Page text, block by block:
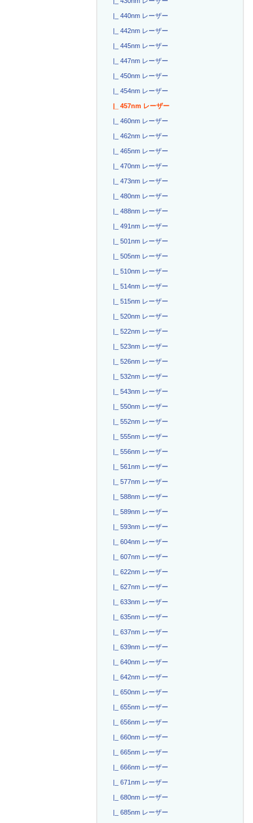
|_ 440nm レーザー
|_ 442nm レーザー
|_ 445nm レーザー
|_ 447nm レーザー
|_ 450nm レーザー
|_ 454nm レーザー
|_ 457nm レーザー
|_ 460nm レーザー
|_ 462nm レーザー
|_ 465nm レーザー
|_ 470nm レーザー
|_ 473nm レーザー
|_ 480nm レーザー
|_ 488nm レーザー
|_ 491nm レーザー
|_ 501nm レーザー
|_ 505nm レーザー
|_ 510nm レーザー
|_ 514nm レーザー
|_ 515nm レーザー
|_ 520nm レーザー
|_ 522nm レーザー
|_ 523nm レーザー
|_ 526nm レーザー
|_ 532nm レーザー
|_ 543nm レーザー
|_ 550nm レーザー
|_ 552nm レーザー
|_ 555nm レーザー
|_ 556nm レーザー
|_ 561nm レーザー
|_ 577nm レーザー
|_ 588nm レーザー
|_ 589nm レーザー
|_ 593nm レーザー
|_ 604nm レーザー
|_ 607nm レーザー
|_ 622nm レーザー
|_ 627nm レーザー
|_ 633nm レーザー
|_ 635nm レーザー
|_ 637nm レーザー
|_ 639nm レーザー
|_ 640nm レーザー
|_ 642nm レーザー
|_ 650nm レーザー
|_ 655nm レーザー
|_ 656nm レーザー
|_ 660nm レーザー
|_ 665nm レーザー
|_ 666nm レーザー
|_ 671nm レーザー
|_ 680nm レーザー
|_ 685nm レーザー